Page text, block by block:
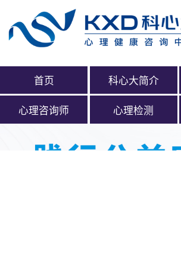
首页 科心大简介
心理咨询师 心理检测